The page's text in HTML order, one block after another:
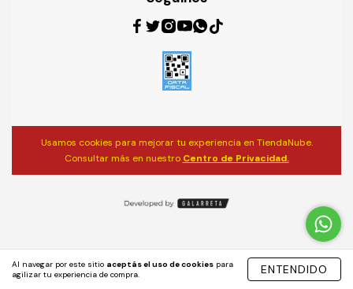
Al navegar por este sitio aceptás el uso de cookies para
agilizar tu experiencia de compra.
ENTENDIDO
Usamos cookies para mejorar tu experiencia en TiendaNube.
Consultar más en nuestro Centro de Privacidad.
Copyright EDUCANDO - 2026. Todos los derechos reservados.